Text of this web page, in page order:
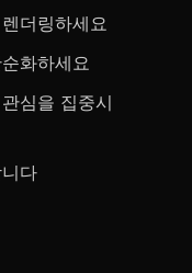
더링하세요
화하세요
심을 집중시
다